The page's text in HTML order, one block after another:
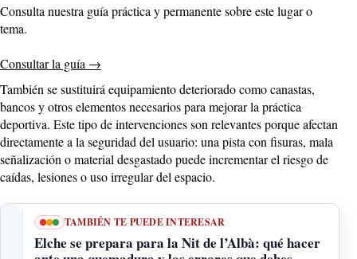
Consulta nuestra guía práctica y permanente sobre este lugar o
tema.
Consultar la guía →
También se sustituirá equipamiento deteriorado como canastas,
bancos y otros elementos necesarios para mejorar la práctica
deportiva. Este tipo de intervenciones son relevantes porque afectan
directamente a la seguridad del usuario: una pista con fisuras, mala
señalización o material desgastado puede incrementar el riesgo de
caídas, lesiones o uso irregular del espacio.
TAMBIÉN TE PUEDE INTERESAR
Elche se prepara para la Nit de l’Albà: qué hacer